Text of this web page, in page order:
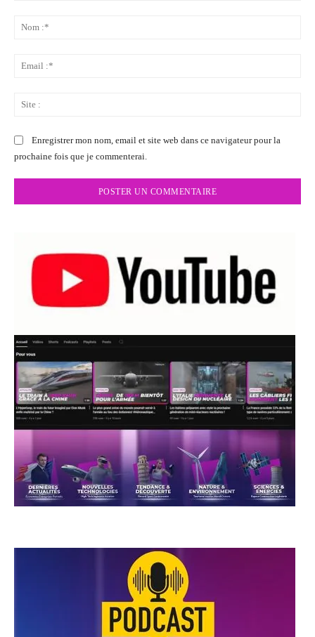
Enregistrer mon nom, email et site web dans ce navigateur pour la
prochaine fois que je commenterai.